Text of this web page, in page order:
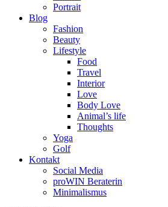
Portrait
Blog
Fashion
Beauty
Lifestyle
Food
Travel
Interior
Love
Body Love
Animal’s life
Thoughts
Yoga
Golf
Kontakt
Social Media
proWIN Beraterin
Minimalismus